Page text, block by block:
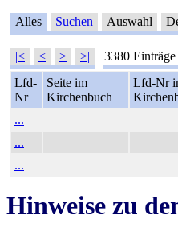
Alles Suchen Auswahl
|< < > >| 3380 Einträge
Lfd-
Nr
Seite im
Kirchenbuch
Lfd-Nr
...
...
...
Hinweise zu